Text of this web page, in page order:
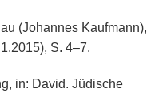
(Johannes Kaufmann),
S. 4–7.
in: David. Jüdische